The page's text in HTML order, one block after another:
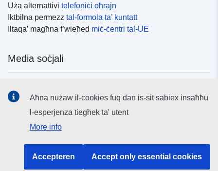
Uża alternattivi telefoniċi oħrajn
Iktbilna permezz tal-formola ta’ kuntatt
Iltaqa’ magħna f’wieħed miċ-ċentri tal-UE
Media soċjali
L-istituzzjonijiet u l-korpi tal-UE
Aħna nużaw il-cookies fuq dan is-sit sabiex insaħħu
l-esperjenza tiegħek ta' utent
More info
Accepteren Accept only essential cookies